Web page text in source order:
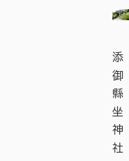
添
御
縣
坐
神
社